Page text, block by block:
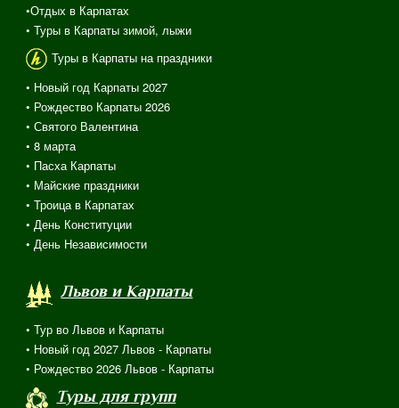
•Отдых в Карпатах
• Туры в Карпаты зимой, лыжи
Туры в Карпаты на праздники
• Новый год Карпаты 2027
• Рождество Карпаты 2026
• Святого Валентина
• 8 марта
• Пасха Карпаты
• Майские праздники
• Троица в Карпатах
• День Конституции
• День Независимости
Львов и Карпаты
• Тур во Львов и Карпаты
• Новый год 2027 Львов - Карпаты
• Рождество 2026 Львов - Карпаты
Туры для групп